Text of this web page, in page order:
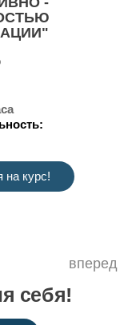
на курс!
вперед
себя!